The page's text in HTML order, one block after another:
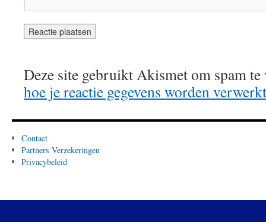
Deze site gebruikt Akismet om spam
hoe je reactie gegevens worden verwerkt
Contact
Partners Verzekeringen
Privacybeleid